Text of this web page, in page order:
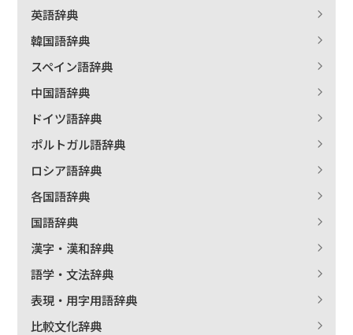
英語辞典
韓国語辞典
スペイン語辞典
中国語辞典
ドイツ語辞典
ポルトガル語辞典
ロシア語辞典
各国語辞典
国語辞典
漢字・漢和辞典
語学・文法辞典
表現・用字用語辞典
比較文化辞典